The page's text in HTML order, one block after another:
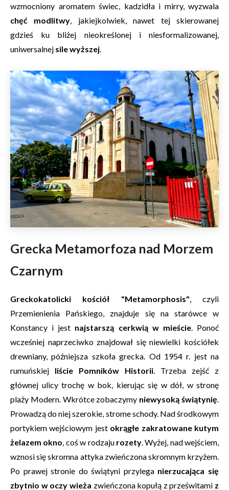
wzmocniony aromatem świec, kadzidła i mirry, wyzwala
chęć modlitwy, jakiejkolwiek, nawet tej skierowanej
gdzieś ku bliżej nieokreślonej i niesformalizowanej,
uniwersalnej sile wyższej.
Grecka Metamorfoza nad Morzem
Czarnym
Greckokatolicki kościół "Metamorphosis", czyli
Przemienienia Pańskiego, znajduje się na starówce w
Konstancy i jest najstarszą cerkwią w mieście. Ponoć
wcześniej naprzeciwko znajdował się niewielki kościółek
drewniany, późniejsza szkoła grecka. Od 1954 r. jest na
rumuńskiej liście Pomników Historii. Trzeba zejść z
głównej ulicy trochę w bok, kierując się w dół, w stronę
plaży Modern. Wkrótce zobaczymy niewysoką świątynię.
Prowadzą do niej szerokie, strome schody. Nad środkowym
portykiem wejściowym jest okrągłe zakratowane kutym
żelazem okno, coś w rodzaju rozety. Wyżej, nad wejściem,
wznosi się skromna attyka zwieńczona skromnym krzyżem.
Po prawej stronie do świątyni przylega nierzucająca się
zbytnio w oczy wieża zwieńczona kopułą z prześwitami z